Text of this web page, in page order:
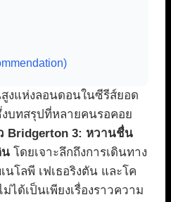
งแห่งลอนดอนในซีรีส์ยอด
บทสรุปที่หลายคนรอคอย
Bridgerton 3: หวานชื่น
น โดยเจาะลึกถึงการเดินทาง
โลพี เฟเธอริงตัน และโค
ด้เป็นเพียงเรื่องราวความ